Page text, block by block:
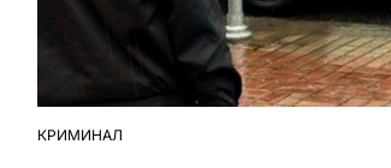
ОПУБЛІКУВАТИ
КРИМИНАЛ